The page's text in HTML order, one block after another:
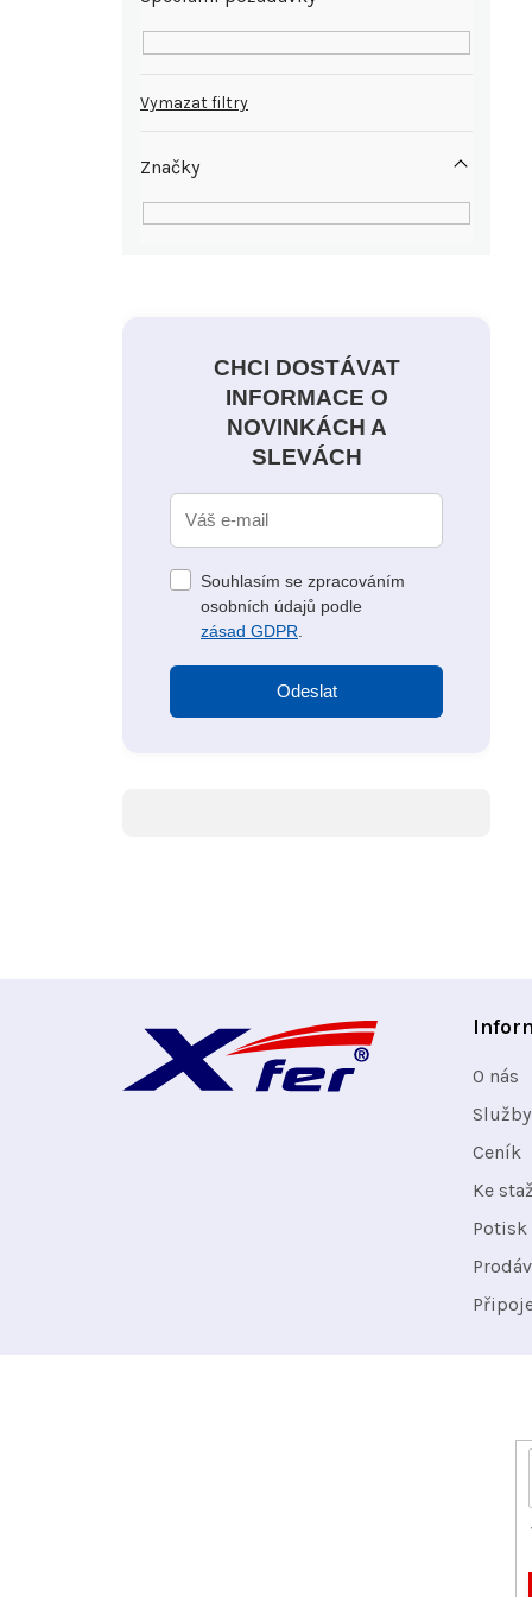
Značky
Vymazat filtry
CHCI DOSTÁVAT
INFORMACE O
NOVINKÁCH A
SLEVÁCH
Souhlasím se zpracováním
osobních údajů podle
zásad GDPR
Odeslat
O nás
Služby
Ceník
Ke
Potisk